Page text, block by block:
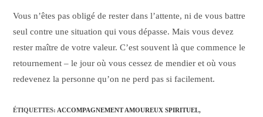
Vous n’êtes pas obligé de rester dans l’attente, ni de vous battre
seul contre une situation qui vous dépasse. Mais vous devez
rester maître de votre valeur. C’est souvent là que commence le
retournement – le jour où vous cessez de mendier et où vous
redevenez la personne qu’on ne perd pas si facilement.
ÉTIQUETTES: ACCOMPAGNEMENT AMOUREUX SPIRITUEL,